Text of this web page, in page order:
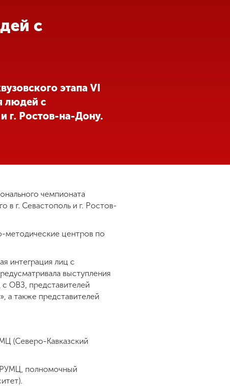
с
этапа VI
людей с
г. Ростов-на-Дону.
чемпионата
в г. Севастополь и г. Ростов-
методические центров по
интеграция лиц с
выступления
ОВЗ, представителей
а также представителей
(Северо-Кавказский
РУМЦ, полномочный